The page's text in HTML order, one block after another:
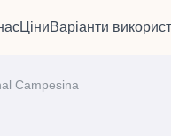
ЦіниВаріанти
Campesina